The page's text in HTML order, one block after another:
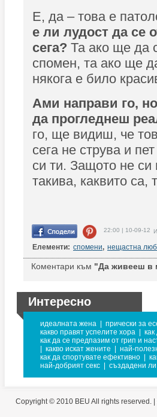
Е, да – това е
е ли лудост да се
сега? Та ако ще да
спомен, та ако ще
някога е било
Ами направи го,
да прогледнеш
го, ще видиш, че
сега не струва и
си ти. Защото не
такива, каквито са,
22:00 | 10-09-12
Елементи: спомени, нещастна
Коментари към "Да живееш в
Интересно
идеалната жена прически за
какво правят успелите хора
как да се предпазим от грип и
какво искат жените най-
как да спортувате ефективно
най-добрият секс
създадени ли
Copyright © 2010 BEU All rights reserved. |